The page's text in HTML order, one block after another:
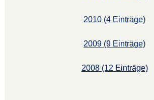
2010 (4 Einträge)
2009 (9 Einträge)
2008 (12 Einträge)